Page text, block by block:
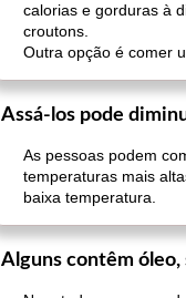
calorias e gorduras à
croutons.
Outra opção é comer
Assá-los pode
As pessoas podem
temperaturas mais
baixa temperatura.
Alguns contêm óleo,